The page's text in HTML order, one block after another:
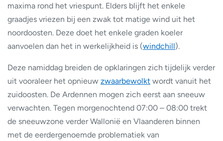
maxima rond het vriespunt. Elders blijft het enkele
graadjes vriezen bij een zwak tot matige wind uit het
noordoosten. Deze doet het enkele graden koeler
aanvoelen dan het in werkelijkheid is (windchill).
Deze namiddag breiden de opklaringen zich tijdelijk verder
uit vooraleer het opnieuw zwaarbewolkt wordt vanuit het
zuidoosten. De Ardennen mogen zich eerst aan sneeuw
verwachten. Tegen morgenochtend 07:00 – 08:00 trekt
de sneeuwzone verder Wallonië en Vlaanderen binnen
met de eerdergenoemde problematiek van